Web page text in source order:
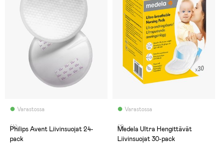
Varastossa
(4)
Philips Avent Liivinsuojat 24-
pack
Varastossa
(1)
Medela Ultra Hengittävät
Liivinsuojat 30-pack